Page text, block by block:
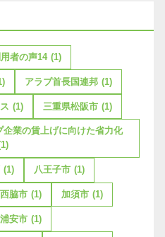
者の声14 (1)
アラブ首長国連邦 (1)
(1) 三重県松阪市 (1)
業の賃上げに向けた省力化
(1) 八王子市 (1)
脇市 (1) 加須市 (1)
安市 (1)